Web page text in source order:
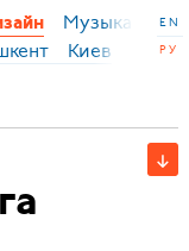
Музыка
EN
РУ
Киев СПб